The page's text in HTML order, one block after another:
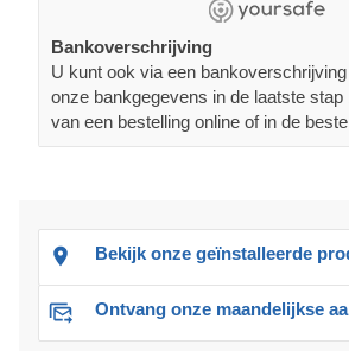
Bankoverschrijving
U kunt ook via een
onze bankgegevens in de laatste stap
van een bestelling online of in de
Bekijk onze geïnstalleerde
Ontvang onze maandelijkse